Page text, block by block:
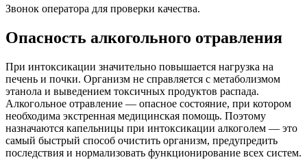
Звонок оператора для проверки качества.
Опасность алкогольного отравления
При интоксикации значительно повышается нагрузка на
печень и почки. Организм не справляется с метаболизмом
этанола и выведением токсичных продуктов распада.
Алкогольное отравление — опасное состояние, при котором
необходима экстренная медицинская помощь. Поэтому
назначаются капельницы при интоксикации алкоголем — это
самый быстрый способ очистить организм, предупредить
последствия и нормализовать функционирование всех систем.